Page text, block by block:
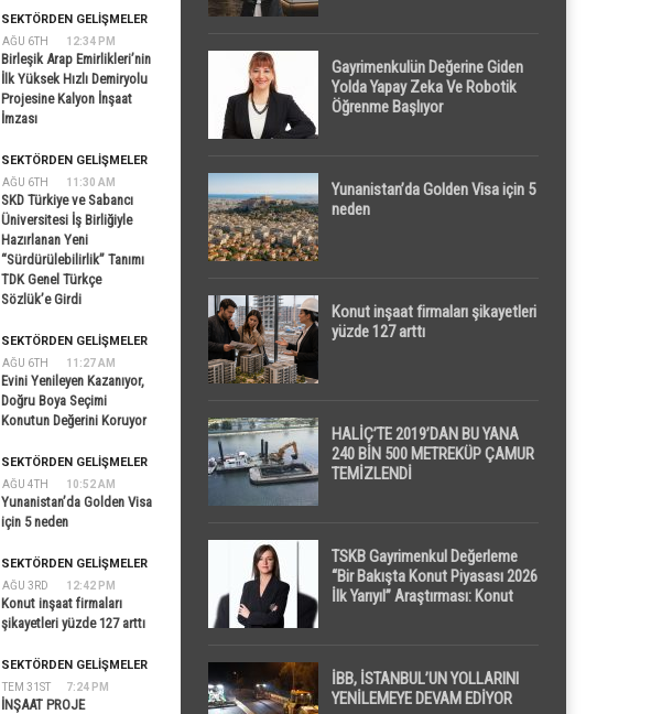
AĞU 6TH 12:34 PM
SEKTÖRDEN GELIŞMELER
Birleşik Arap Emirlikleri’nin
İlk Yüksek Hızlı Demiryolu
Projesine Kalyon İnşaat
İmzası
AĞU 6TH 11:30 AM
SEKTÖRDEN GELIŞMELER
SKD Türkiye ve Sabancı
Üniversitesi İş Birliğiyle
Hazırlanan Yeni
“Sürdürülebilirlik” Tanımı
TDK Genel Türkçe
Sözlük’e Girdi
AĞU 6TH 11:27 AM
SEKTÖRDEN GELIŞMELER
Evini Yenileyen Kazanıyor,
Doğru Boya Seçimi
Konutun Değerini Koruyor
AĞU 4TH 10:52 AM
SEKTÖRDEN GELIŞMELER
Yunanistan’da Golden Visa
için 5 neden
AĞU 3RD 12:42 PM
SEKTÖRDEN GELIŞMELER
Konut inşaat firmaları
şikayetleri yüzde 127 arttı
TEM 31ST 7:24 PM
SEKTÖRDEN GELIŞMELER
İNŞAAT PROJE
Gayrimenkulün Değerine Giden
Yolda Yapay Zeka Ve Robotik
Öğrenme Başlıyor
Yunanistan’da Golden Visa için 5
neden
Konut inşaat firmaları şikayetleri
yüzde 127 arttı
HALİÇ’TE 2019’DAN BU YANA
240 BİN 500 METREKÜP ÇAMUR
TEMİZLENDİ
TSKB Gayrimenkul Değerleme
“Bir Bakışta Konut Piyasası 2026
İlk Yarıyıl” Araştırması: Konut
Dikkat Çekti
İBB, İSTANBUL’UN YOLLARINI
YENİLEMEYE DEVAM EDİYOR